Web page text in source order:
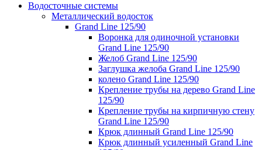
Водосточные системы
Металлический водосток
Grand Line 125/90
Воронка для одиночной установки
Grand Line 125/90
Желоб Grand Line 125/90
Заглушка желоба Grand Line 125/90
колено Grand Line 125/90
Крепление трубы на дерево Grand Line
125/90
Крепление трубы на кирпичную стену
Grand Line 125/90
Крюк длинный Grand Line 125/90
Крюк длинный усиленный Grand Line